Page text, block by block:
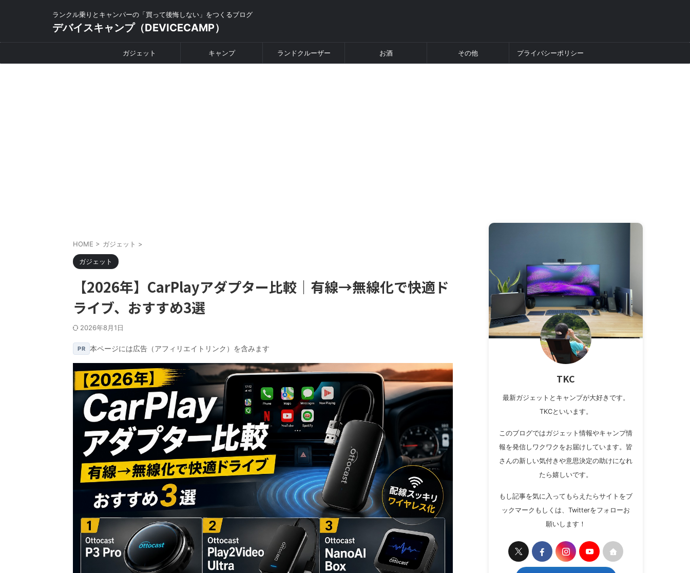
ランクル乗りとキャンパーの「買って後悔しない」をつくるブログ
デバイスキャンプ（DEVICECAMP）
ガジェット キャンプ ランドクルーザー お酒 その他 プライバシーポリシー
HOME > ガジェット >
ガジェット
【2026年】CarPlayアダプター比較｜有線→無線化で快適ド
ライブ、おすすめ3選
2026年8月1日
PR 本ページには広告（アフィリエイトリンク）を含みます
TKC
最新ガジェットとキャンプが大好きです。
TKCといいます。
このブログではガジェット情報やキャンプ情
報を発信しワクワクをお届けしています。皆
さんの新しい気付きや意思決定の助けになれ
たら嬉しいです。
もし記事を気に入ってもらえたらサイトをブ
ックマークもしくは、Twitterをフォローお
願いします！